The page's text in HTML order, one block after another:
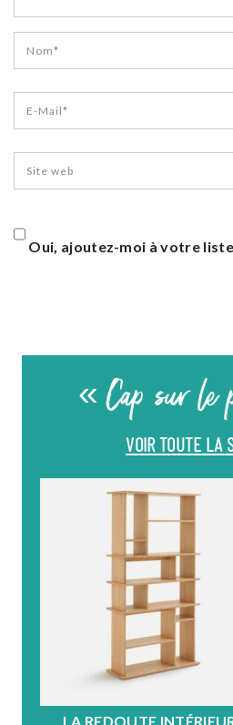
Oui, ajoutez-moi à votre
« Cap sur le
VOIR TOUTE LA
LA REDOUTE